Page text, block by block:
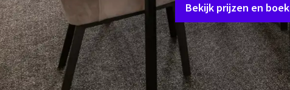
Bekijk prijzen en boek